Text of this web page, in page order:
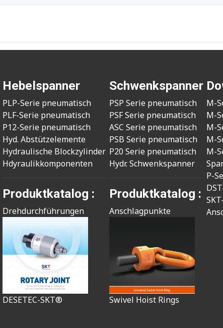
Hebelspanner
PLP-Serie pneumatisch
PLF-Serie pneumatisch
P12-Serie pneumatisch
Hyd. Abstützelemente
Hydraulische Blockzylinder
Hdyraulikkomponenten
Produktkatalog :
Drehdurchführungen
DESETEC-SKT®
Schwenkspanner
PSP Serie pneumatisch
PSF Serie pneumatisch
ASC Serie pneumatisch
PSB Serie pneumatisch
P20 Serie pneumatisch
Hydr. Schwenkspanner
Produktkatalog :
Anschlagpunkte
Swivel Hoist Rings
M-
M-
M-
M-
M-
P-